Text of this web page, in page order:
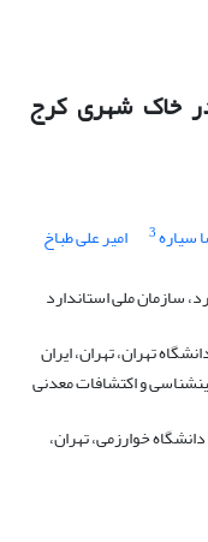
خاک شهری کرج
سیاره3 امیر علی طباخ
سازمان ملی استاندارد
و اکتشافات معدنی
خوارزمی، تهران،